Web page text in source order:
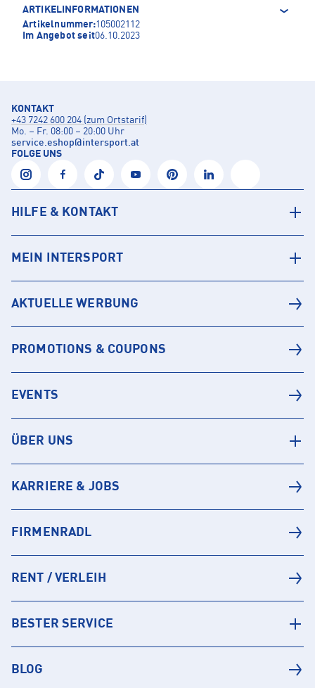
ARTIKELINFORMATIONEN
Artikelnummer:105002112
Im Angebot seit06.10.2023
KONTAKT
+43 7242 600 204 (zum Ortstarif)
Mo. – Fr. 08:00 – 20:00 Uhr
service.eshop@intersport.at
FOLGE UNS
HILFE & KONTAKT
MEIN INTERSPORT
AKTUELLE WERBUNG
PROMOTIONS & COUPONS
EVENTS
ÜBER UNS
KARRIERE & JOBS
FIRMENRADL
RENT / VERLEIH
BESTER SERVICE
BLOG